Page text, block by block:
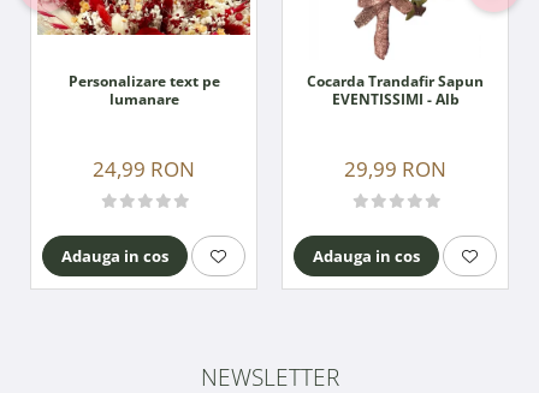
Personalizare text pe
lumanare
24,99 RON
Adauga in cos
Cocarda Trandafir Sapun
EVENTISSIMI - Alb
29,99 RON
Adauga in cos
NEWSLETTER